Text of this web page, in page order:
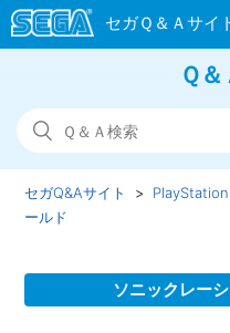
Ｑ
セガQ&Aサイト
ールド
ソニックレー